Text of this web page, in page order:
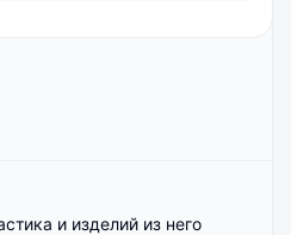
и изделий из него